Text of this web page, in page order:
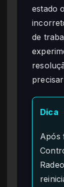
estado
de
Dica
Após